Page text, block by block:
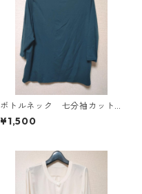
ボトルネック 七分袖カット
ソー ４Ｌ ティールグリー
ン KAE-4815
¥1,500